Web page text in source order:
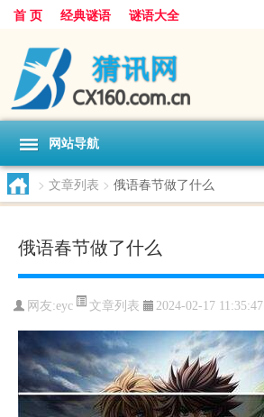
首 页 经典谜语 谜语大全
网站导航
> 文章列表 > 俄语春节做了什么
俄语春节做了什么
网友:eyc 文章列表 2024-02-17 11:35:47